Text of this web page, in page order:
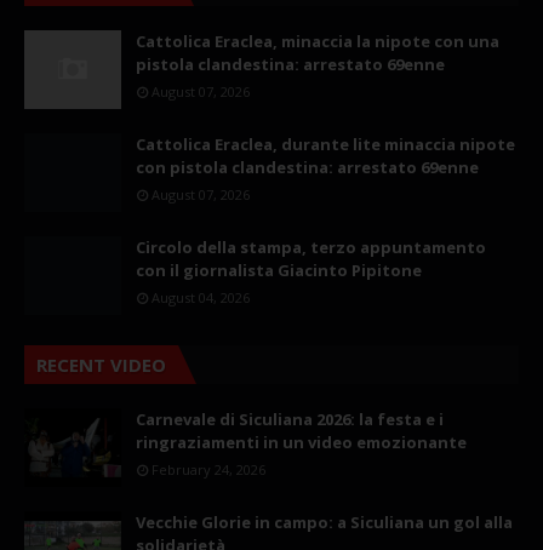
Cattolica Eraclea, minaccia la nipote con una
pistola clandestina: arrestato 69enne
August 07, 2026
Cattolica Eraclea, durante lite minaccia nipote
con pistola clandestina: arrestato 69enne
August 07, 2026
Circolo della stampa, terzo appuntamento
con il giornalista Giacinto Pipitone
August 04, 2026
RECENT VIDEO
Carnevale di Siculiana 2026: la festa e i
ringraziamenti in un video emozionante
February 24, 2026
Vecchie Glorie in campo: a Siculiana un gol alla
solidarietà